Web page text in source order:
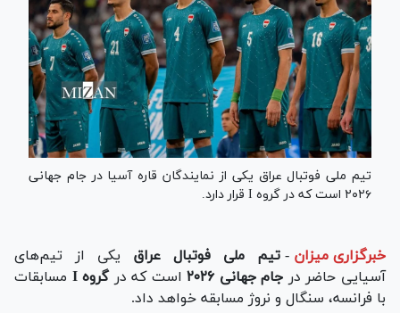
تیم ملی فوتبال عراق یکی از نمایندگان قاره آسیا در جام جهانی
۲۰۲۶ است که در گروه I قرار دارد.
خبرگزاری میزان - تیم ملی فوتبال عراق یکی از تیم‌های
آسیایی حاضر در جام جهانی ۲۰۲۶ است که در گروه I مسابقات
با فرانسه، سنگال و نروژ مسابقه خواهد داد.